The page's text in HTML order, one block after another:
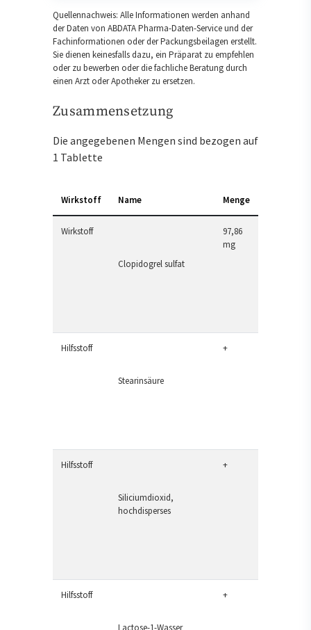
Quellennachweis: Alle Informationen werden anhand
der Daten von ABDATA Pharma-Daten-Service und der
Fachinformationen oder der Packungsbeilagen erstellt.
Sie dienen keinesfalls dazu, ein Präparat zu empfehlen
oder zu bewerben oder die fachliche Beratung durch
einen Arzt oder Apotheker zu ersetzen.
Zusammensetzung
Die angegebenen Mengen sind bezogen auf
1 Tablette
Wirkstoff Name Menge
Wirkstoff
Clopidogrel sulfat
97,86
mg
Hilfsstoff
Stearinsäure
+
Hilfsstoff
Siliciumdioxid,
hochdisperses
+
Hilfsstoff +